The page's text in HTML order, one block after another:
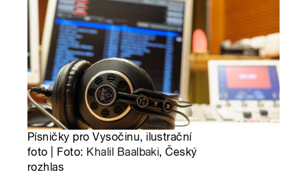
Písničky pro Vysočinu, ilustrační
foto | Foto: Khalil Baalbaki, Český
rozhlas